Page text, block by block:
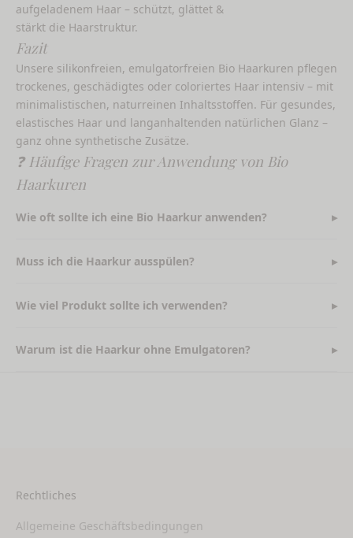
aufgeladenem Haar – schützt, glättet &
stärkt die Haarstruktur.
Fazit
Unsere silikonfreien, emulgatorfreien Bio Haarkuren pflegen
trockenes, geschädigtes oder coloriertes Haar intensiv – mit
minimalistischen, naturreinen Inhaltsstoffen. Für gesundes,
elastisches Haar und langanhaltenden natürlichen Glanz –
ganz ohne synthetische Zusätze.
❓ Häufige Fragen zur Anwendung von Bio
Haarkuren
Wie oft sollte ich eine Bio Haarkur anwenden?
Muss ich die Haarkur ausspülen?
Wie viel Produkt sollte ich verwenden?
Warum ist die Haarkur ohne Emulgatoren?
Rechtliches
Allgemeine Geschäftsbedingungen